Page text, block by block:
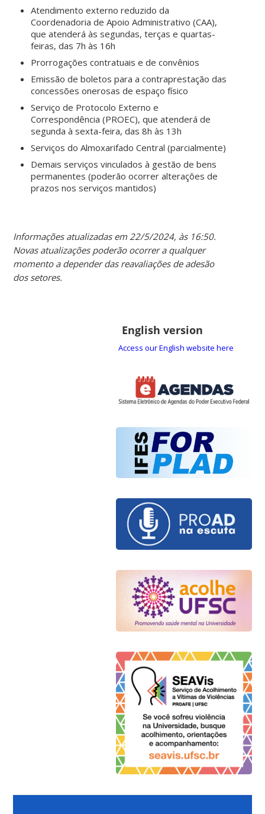
Atendimento externo reduzido da
Coordenadoria de Apoio Administrativo (CAA),
que atenderá às segundas, terças e quartas-
feiras, das 7h às 16h
Prorrogações contratuais e de convênios
Emissão de boletos para a contraprestação das
concessões onerosas de espaço físico
Serviço de Protocolo Externo e
Correspondência (PROEC), que atenderá de
segunda à sexta-feira, das 8h às 13h
Serviços do Almoxarifado Central (parcialmente)
Demais serviços vinculados à gestão de bens
permanentes (poderão ocorrer alterações de
prazos nos serviços mantidos)
Informações atualizadas em 22/5/2024, às 16:50.
Novas atualizações poderão ocorrer a qualquer
momento a depender das reavaliações de adesão
dos setores.
English version
Access our English website here